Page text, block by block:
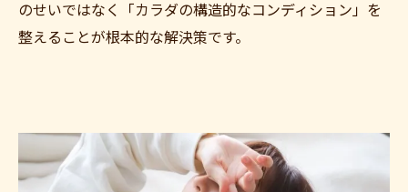
のせいではなく「カラダの構造的なコンディション」を
整えることが根本的な解決策です。